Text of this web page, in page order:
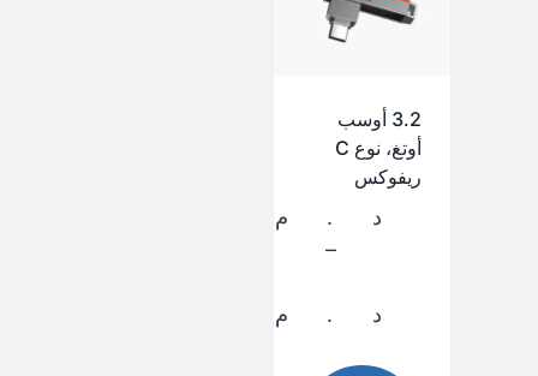
3.2 أوسب
أوتغ، نوع C
ريفوكس
د.م.
–
د.م.